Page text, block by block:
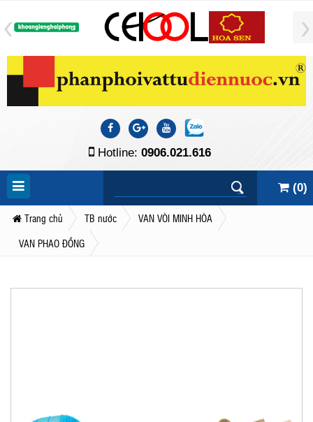
Hotline: 0906.021.616
(0)
Trang chủ TB nước
VAN VÒI MINH HÒA
VAN PHAO ĐỒNG